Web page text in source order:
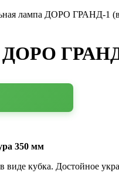
лампа ДОРО ГРАНД-1
ДОРО
350 мм
виде кубка. Достойное